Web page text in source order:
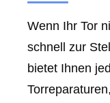
Wenn Ihr Tor
schnell zur
bietet Ihnen